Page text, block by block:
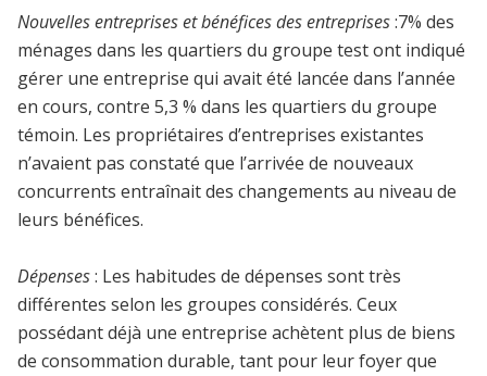
Nouvelles entreprises et bénéfices des entreprises:7% des
ménages dans les quartiers du groupe test ont indiqué
gérer une entreprise qui avait été lancée dans l’année
en cours, contre 5,3 % dans les quartiers du groupe
témoin. Les propriétaires d’entreprises existantes
n’avaient pas constaté que l’arrivée de nouveaux
concurrents entraînait des changements au niveau de
leurs bénéfices.
Dépenses: Les habitudes de dépenses sont très
différentes selon les groupes considérés. Ceux
possédant déjà une entreprise achètent plus de biens
de consommation durable, tant pour leur foyer que